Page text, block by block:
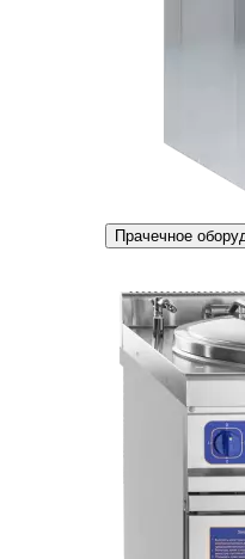
Прачечное